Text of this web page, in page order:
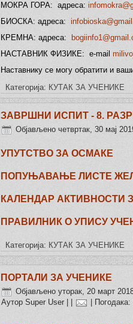
МОКРА ГОРА: адреса:
БИОСКА: адреса:
КРЕМНА: адреса:
НАСТАВНИК ФИЗИКЕ: e-mail
Наставнику се могу обратити и
Категорија: КУТАК ЗА УЧЕНИКЕ
ЗАВРШНИ ИСПИТ - 8.
Објављено четвртак, 30 мај
УПУТСТВО ЗА ОСМАКЕ
ПОПУЊАВАЊЕ ЛИСТЕ
КАЛЕНДАР
ПРАВИЛНИК О УПИСУ
Категорија: КУТАК ЗА УЧЕНИКЕ
ПОРТАЛИ ЗА УЧЕНИКЕ
Објављено уторак, 20 март
Аутор Super User
|